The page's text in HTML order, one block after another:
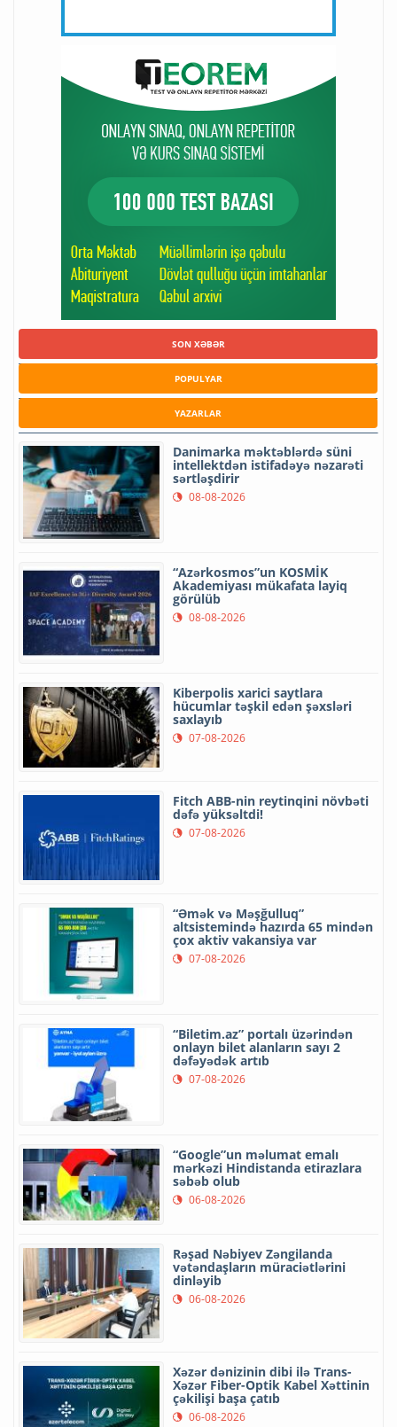
SON XƏBƏR
POPULYAR
YAZARLAR
Danimarka məktəblərdə süni
intellektdən istifadəyə nəzarəti
sərtləşdirir
08-08-2026
“Azərkosmos”un KOSMİK
Akademiyası mükafata layiq
görülüb
08-08-2026
Kiberpolis xarici saytlara
hücumlar təşkil edən şəxsləri
saxlayıb
07-08-2026
Fitch ABB-nin reytinqini növbəti
dəfə yüksəltdi!
07-08-2026
“Əmək və Məşğulluq”
altsistemində hazırda 65 mindən
çox aktiv vakansiya var
07-08-2026
“Biletim.az” portalı üzərindən
onlayn bilet alanların sayı 2
dəfəyədək artıb
07-08-2026
“Google”un məlumat emalı
mərkəzi Hindistanda etirazlara
səbəb olub
06-08-2026
Rəşad Nəbiyev Zəngilanda
vətəndaşların müraciətlərini
dinləyib
06-08-2026
Xəzər dənizinin dibi ilə Trans-
Xəzər Fiber-Optik Kabel Xəttinin
çəkilişi başa çatıb
06-08-2026